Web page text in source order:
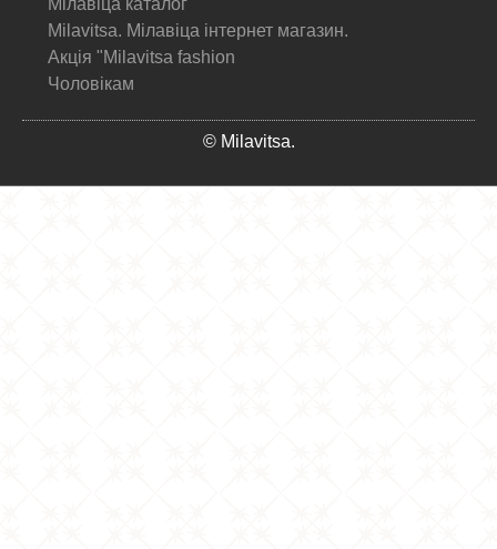
Мілавіца каталог
Milavitsa. Мілавіца інтернет магазин.
Акція "Milavitsa fashion
Чоловікам
© Milavitsa.